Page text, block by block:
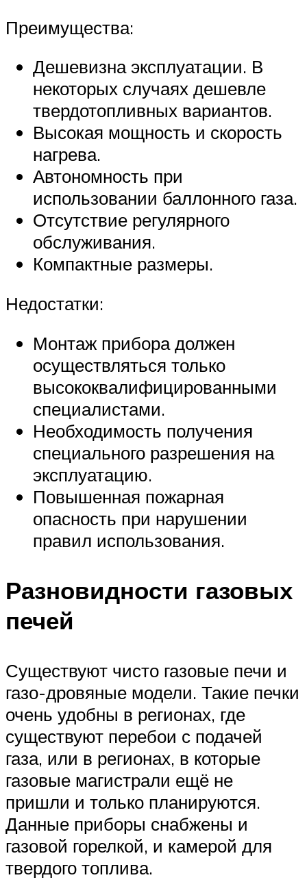
Преимущества:
Дешевизна эксплуатации. В
некоторых случаях дешевле
твердотопливных вариантов.
Высокая мощность и скорость
нагрева.
Автономность при
использовании баллонного газа.
Отсутствие регулярного
обслуживания.
Компактные размеры.
Недостатки:
Монтаж прибора должен
осуществляться только
высококвалифицированными
специалистами.
Необходимость получения
специального разрешения на
эксплуатацию.
Повышенная пожарная
опасность при нарушении
правил использования.
Разновидности газовых
печей
Существуют чисто газовые печи и
газо-дровяные модели. Такие печки
очень удобны в регионах, где
существуют перебои с подачей
газа, или в регионах, в которые
газовые магистрали ещё не
пришли и только планируются.
Данные приборы снабжены и
газовой горелкой, и камерой для
твердого топлива.